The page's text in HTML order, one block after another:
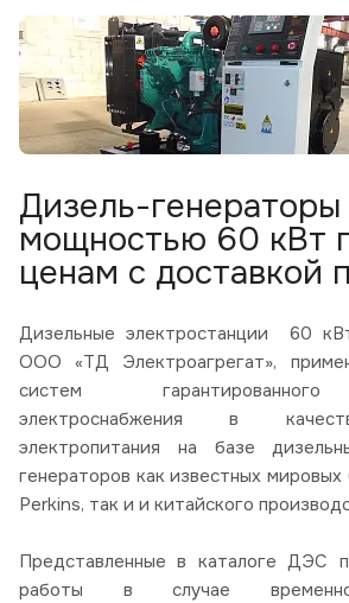
Дизель-генераторы
мощностью 60 кВт
ценам с доставкой
Дизельные электростанции 60
ООО «ТД Электроагрегат»,
систем
электроснабжения в
электропитания на базе
генераторов как известных
Perkins, так и и китайского
Представленные в каталоге ДЭС
работы в случае